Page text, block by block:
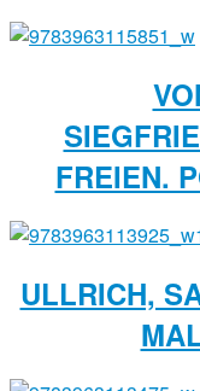
FREIEN.
ULLRICH,